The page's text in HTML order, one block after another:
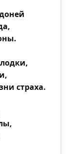
страха.